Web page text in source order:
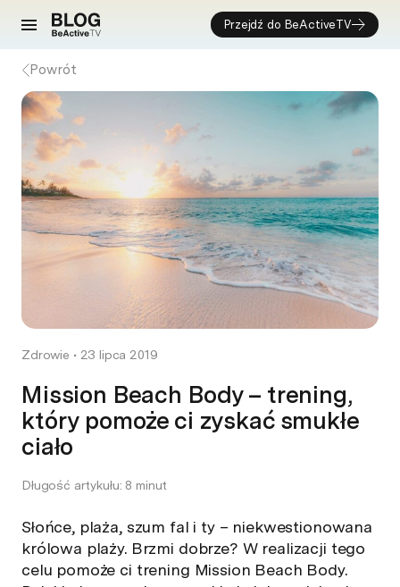
Przejdź do BeActiveTV
Powrót
Zdrowie • 23 lipca 2019
Mission Beach Body – trening,
który pomoże ci zyskać smukłe
ciało
Długość artykułu: 8 minut
Słońce, plaża, szum fal i ty – niekwestionowana
królowa plaży. Brzmi dobrze? W realizacji tego
celu pomoże ci trening Mission Beach Body.